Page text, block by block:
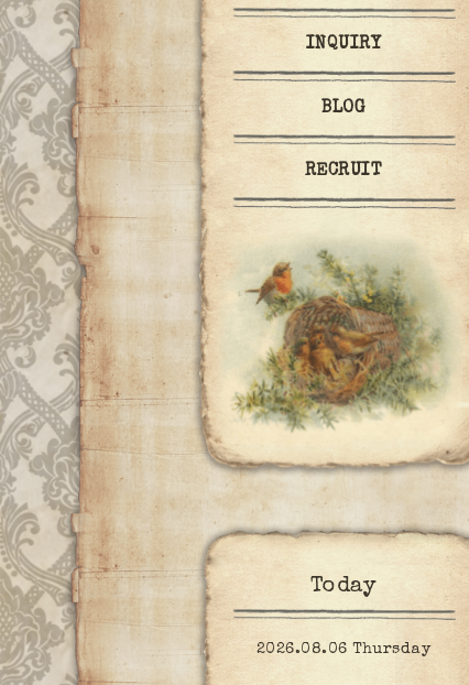
INQUIRY
BLOG
RECRUIT
Today
2026.08.06 Thursday